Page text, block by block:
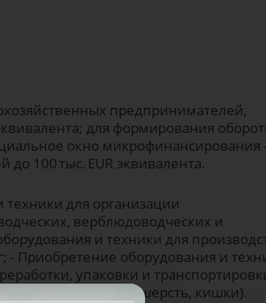
предпринимателей,
для формирования
окно микрофинансирования
100 тыс. EUR эквивалента.
для организации
верблюдоводческих и
и техники для
- Приобретение оборудования и
упаковки и
яйца, рыба, кожа, шерсть, кишки).